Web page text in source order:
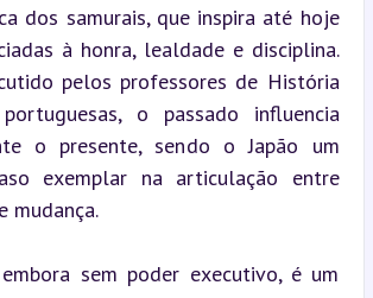
dos samurais, que inspira até hoje
à honra, lealdade e disciplina.
pelos professores de História
o passado influencia
o presente, sendo o Japão um
exemplar na articulação entre
mudança.
sem poder executivo, é um